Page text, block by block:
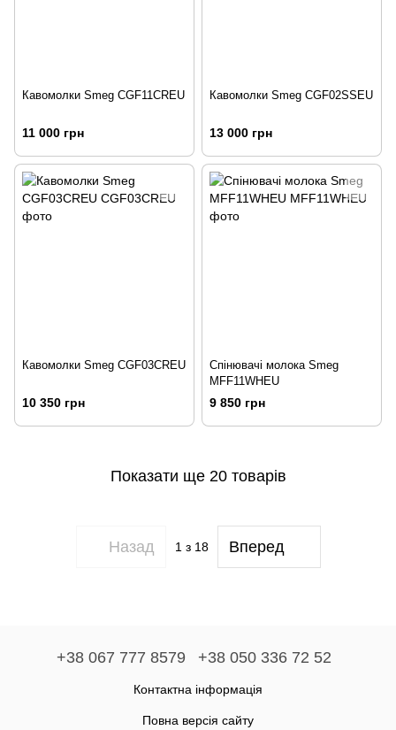
Кавомолки Smeg CGF11CREU
11 000 грн
Кавомолки Smeg CGF02SSEU
13 000 грн
Кавомолки Smeg CGF03CREU
10 350 грн
Спінювачі молока Smeg
MFF11WHEU
9 850 грн
Показати ще 20 товарів
Назад 1з 18 Вперед
+38 067 777 8579 +38 050 336 72 52
Контактна інформація
Повна версія сайту